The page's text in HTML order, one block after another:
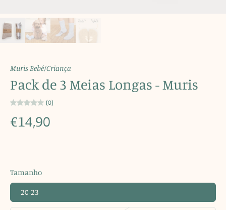
Muris Bebé/Criança
Pack de 3 Meias Longas - Muris
(0)
€14,90
Tamanho
20-23